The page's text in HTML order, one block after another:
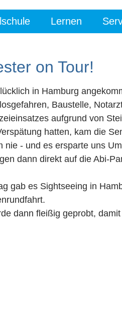
Lernen
on Tour!
in Hamburg
Baustelle,
aufgrund von
hatten, kam die
nie - und es ersparte uns
dann direkt auf die Abi-
gab es Sightseeing in
dann fleißig geprobt,